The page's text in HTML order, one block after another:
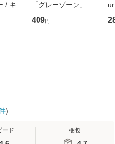
/ キュ
無料】
「グレーゾーン」 そ
の正しい理解と克服法
(SB新書 572) / 岡田尊
409円
かり /
)
ード 梱包